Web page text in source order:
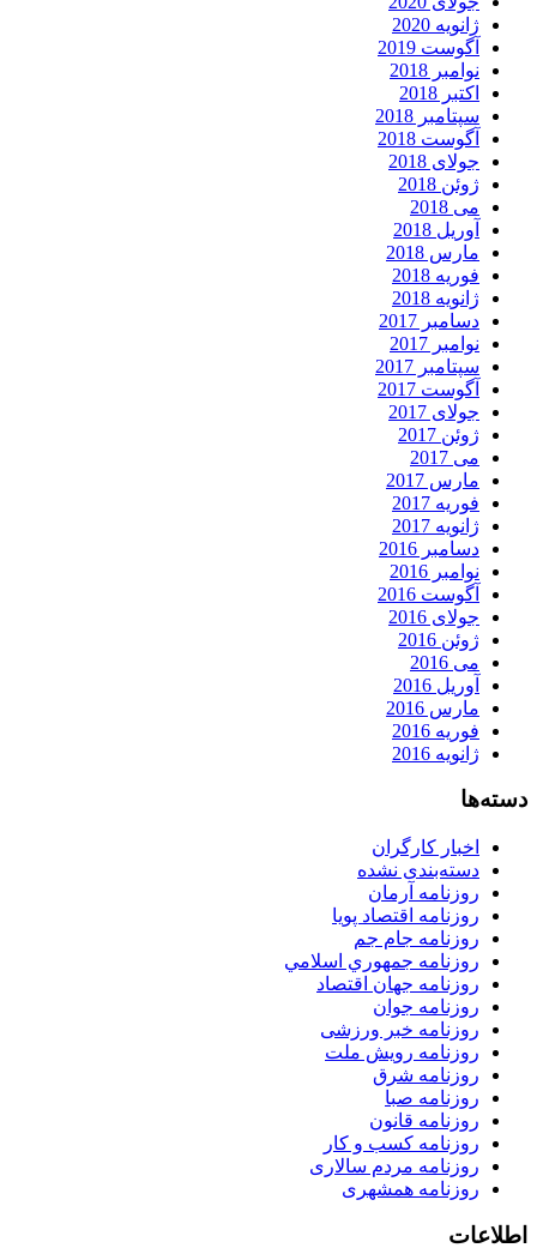
ژانویه 2020
آگوست 2019
نوامبر 2018
اکتبر 2018
سپتامبر 2018
آگوست 2018
جولای 2018
ژوئن 2018
می 2018
آوریل 2018
مارس 2018
فوریه 2018
ژانویه 2018
دسامبر 2017
نوامبر 2017
سپتامبر 2017
آگوست 2017
جولای 2017
ژوئن 2017
می 2017
مارس 2017
فوریه 2017
ژانویه 2017
دسامبر 2016
نوامبر 2016
آگوست 2016
جولای 2016
ژوئن 2016
می 2016
آوریل 2016
مارس 2016
فوریه 2016
ژانویه 2016
دسته‌ها
اخبار کارگران
دسته‌بندی نشده
روزنامه آرمان
روزنامه اقتصاد پویا
روزنامه جام جم
روزنامه جمهوري اسلامي
روزنامه جهان اقتصاد
روزنامه جوان
روزنامه خبر ورزشى
روزنامه رویش ملت
روزنامه شرق
روزنامه صبا
روزنامه قانون
روزنامه كسب و كار
روزنامه مردم سالاری
روزنامه همشهری
اطلاعات